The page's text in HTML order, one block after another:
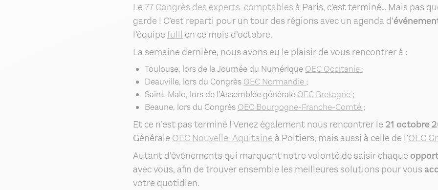
Le77 Congrès des experts-comptables à Paris, c’est terminé… Mais pas
garde ! C’est reparti pour un tour des régions avec un agenda d’
l’équipefulll en ce mois d’octobre.
La semaine dernière, nous avons eu le plaisir de vous rencontrer à :
Toulouse, lors de la Journée du Numérique OEC Occitanie ;
Deauville, lors du Congrès OEC Normandie ;
Saint-Malo, lors de l’Assemblée générale OEC Bretagne ;
Beaune, lors du Congrès OEC Bourgogne-Franche-Comté ;
Et ce n’est pas terminé ! Venez également nous rencontrer le 21 octobre
Générale OEC Nouvelle-Aquitaine à Poitiers, mais aussi à celle de l’OEC
Autant d’événements qui marquent notre volonté de saisir chaque
avec vous, afin de trouver ensemble les meilleures solutions pour vous
votre quotidien.